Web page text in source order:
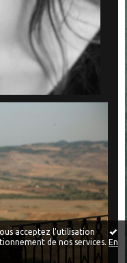
acceptez l'utilisation
de nos services. En